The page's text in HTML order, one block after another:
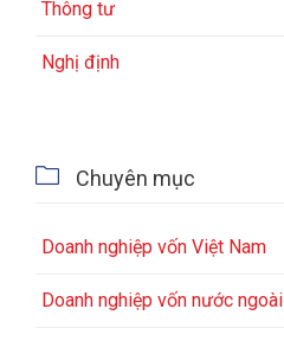
Thông tư
Nghị định
 Chuyên mục
Doanh nghiệp vốn Việt Nam
Doanh nghiệp vốn nước ngoài